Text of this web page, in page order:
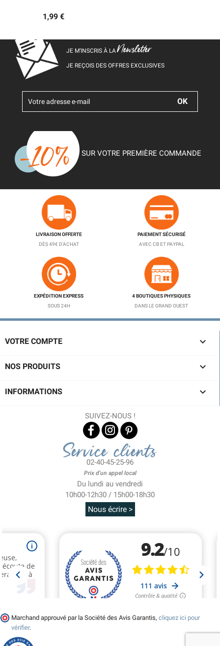
1,99 €
JE M’INSCRIS À LANewsletter
JE REÇOIS DES OFFRES EXCLUSIVES
SUR VOTRE PREMIÈRE COMMANDE
LIVRAISON OFFERTE
DÈS 49€ D'ACHAT
PAIEMENT SÉCURISÉ
AVEC CB ET PAYPAL
EXPÉDITION EXPRESS
SOUS 24H
4 BOUTIQUES PHYSIQUES
DANS LE GRAND OUEST
VOTRE COMPTE 
NOS PRODUITS 
INFORMATIONS 
SUIVEZ-NOUS !
Service clients
02-40-45-25-96
Prix d'un appel local
Du lundi au vendredi
10h00-12h30 / 15h00-18h30
Nous écrire >
Marchand approuvé par la Société des Avis Garantis, cliquez ici pour
vérifier.